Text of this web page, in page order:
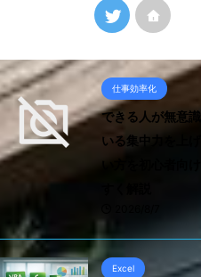
仕事効率化
できる人が無意識
いる集中力を上げ
い方を初心者向け
Excel